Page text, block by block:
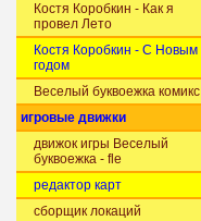
Костя Коробкин - Как я
провел Лето
Костя Коробкин - С Новым
годом
Веселый буквоежка комикс
игровые движки
движок игры Веселый
буквоежка - fle
редактор карт
сборщик локаций